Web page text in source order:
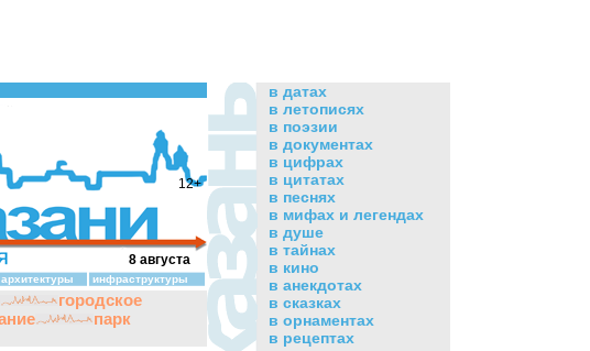
12+
8 августа
архитектуры инфраструктуры
городское
парк
в датах
в летописях
в поэзии
в документах
в цифрах
в цитатах
в песнях
в мифах и легендах
в душе
в тайнах
в кино
в анекдотах
в сказках
в орнаментах
в рецептах